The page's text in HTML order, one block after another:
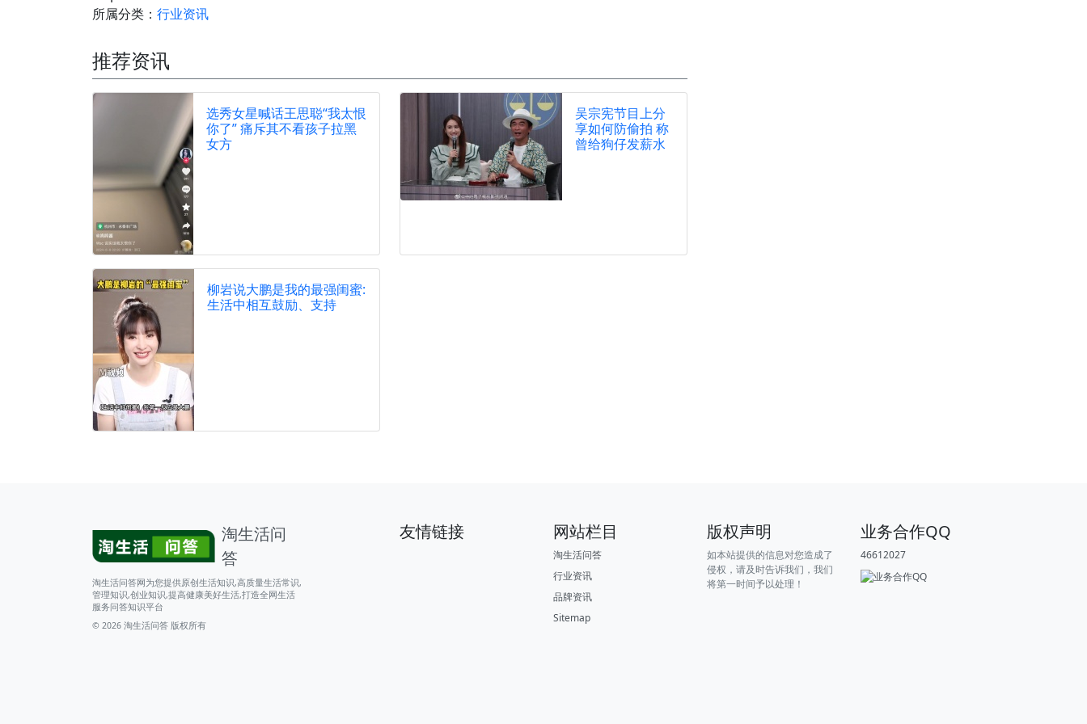
所属分类： 行业资讯
推荐资讯
选秀女星喊话王思聪“我太恨
你了” 痛斥其不看孩子拉黑
女方
吴宗宪节目上分
享如何防偷拍 称
曾给狗仔发薪水
柳岩说大鹏是我的最强闺蜜:
生活中相互鼓励、支持
淘生活问
答
淘生活问答网为您提供原创生活知识,高质量生活常识,
管理知识,创业知识,提高健康美好生活,打造全网生活
服务问答知识平台
© 2026 淘生活问答 版权所有
友情链接 网站栏目
淘生活问答
行业资讯
品牌资讯
Sitemap
版权声明
如本站提供的信息对您造成了
侵权，请及时告诉我们，我们
将第一时间予以处理！
业务合作QQ
46612027